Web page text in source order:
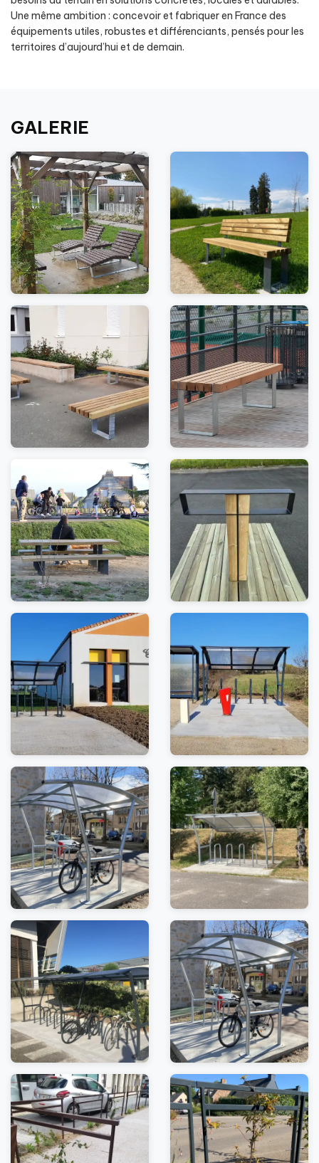
Une même ambition : concevoir et fabriquer en France des
équipements utiles, robustes et différenciants, pensés pour les
territoires d’aujourd’hui et de demain.
GALERIE